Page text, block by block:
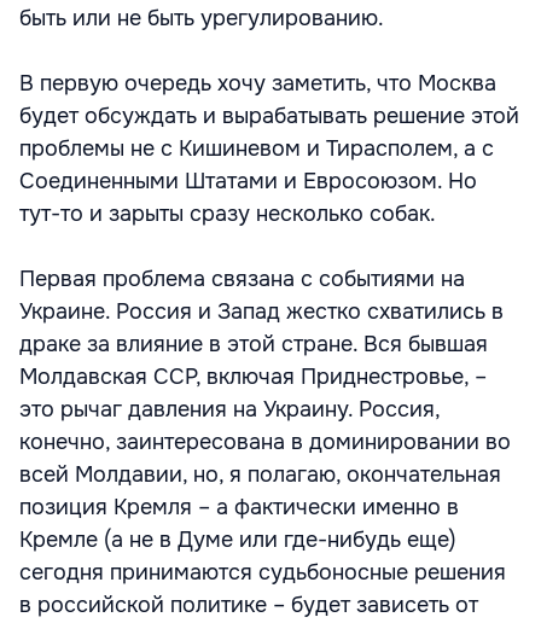
быть или не быть урегулированию.
В первую очередь хочу заметить, что Москва
будет обсуждать и вырабатывать решение этой
проблемы не с Кишиневом и Тирасполем, а с
Соединенными Штатами и Евросоюзом. Но
тут-то и зарыты сразу несколько собак.
Первая проблема связана с событиями на
Украине. Россия и Запад жестко схватились в
драке за влияние в этой стране. Вся бывшая
Молдавская ССР, включая Приднестровье, –
это рычаг давления на Украину. Россия,
конечно, заинтересована в доминировании во
всей Молдавии, но, я полагаю, окончательная
позиция Кремля – а фактически именно в
Кремле (а не в Думе или где-нибудь еще)
сегодня принимаются судьбоносные решения
в российской политике – будет зависеть от